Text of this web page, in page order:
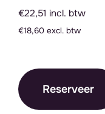
€22,51 incl. btw
€18,60 excl. btw
Reserveer